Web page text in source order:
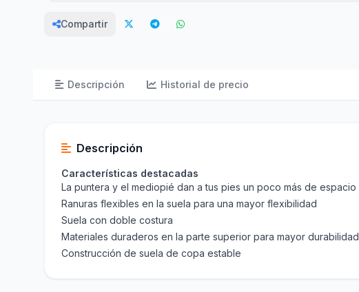
Compartir
Descripción Historial de precio
Descripción
Características destacadas
La puntera y el mediopié dan a tus pies un poco más de espacio
Ranuras flexibles en la suela para una mayor flexibilidad
Suela con doble costura
Materiales duraderos en la parte superior para mayor durabilidad
Construcción de suela de copa estable